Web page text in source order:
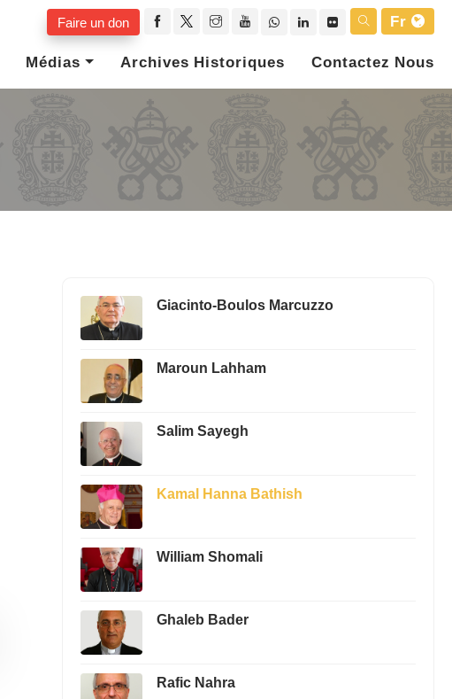
Faire un don
Fr
Médias Archives Historiques Contactez Nous
Giacinto-Boulos Marcuzzo
Maroun Lahham
Salim Sayegh
Kamal Hanna Bathish
William Shomali
Ghaleb Bader
Rafic Nahra